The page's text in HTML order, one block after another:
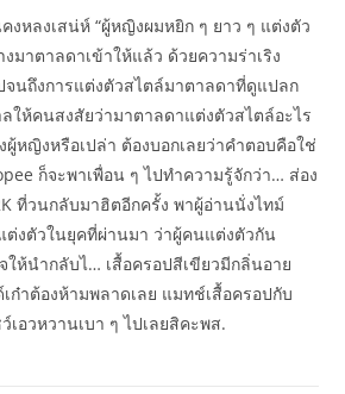
งหลงเสน่ห์ “ผู้หญิงผมหยิก ๆ ยาว ๆ แต่งตัว
มาตาลดาเข้าให้แล้ว ด้วยความร่าเริง
จนถึงการแต่งตัวสไตล์มาตาลดาที่ดูแปลก
ให้คนสงสัยว่ามาตาลดาแต่งตัวสไตล์อะไร
หญิงหรือเปล่า ต้องบอกเลยว่าคำตอบคือใช่
ก็จะพาเพื่อน ๆ ไปทำความรู้จักว่า… ส่อง
ที่วนกลับมาฮิตอีกครั้ง พาผู้อ่านนั่งไทม์
งตัวในยุคที่ผ่านมา ว่าผู้คนแต่งตัวกัน
ให้นำกลับไ… เสื้อครอปสีเขียวมีกลิ่นอาย
ก๋าต้องห้ามพลาดเลย แมทช์เสื้อครอปกับ
เอวหวานเบา ๆ ไปเลยสิคะพส.